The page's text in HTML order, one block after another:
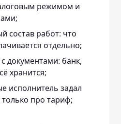
режимом и
состав работ: что
отдельно;
документами: банк,
хранится;
исполнитель задал
про тариф;